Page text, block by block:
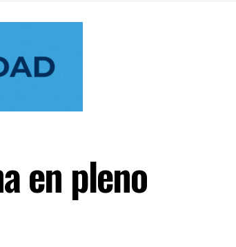
en pleno